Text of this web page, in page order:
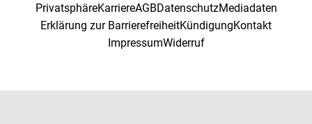
PrivatsphäreKarriereAGBDatenschutzMediadaten
Erklärung zur BarrierefreiheitKündigungKontakt
ImpressumWiderruf